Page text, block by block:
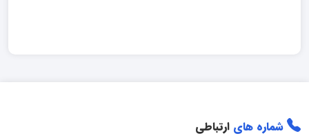
شماره های ارتباطی